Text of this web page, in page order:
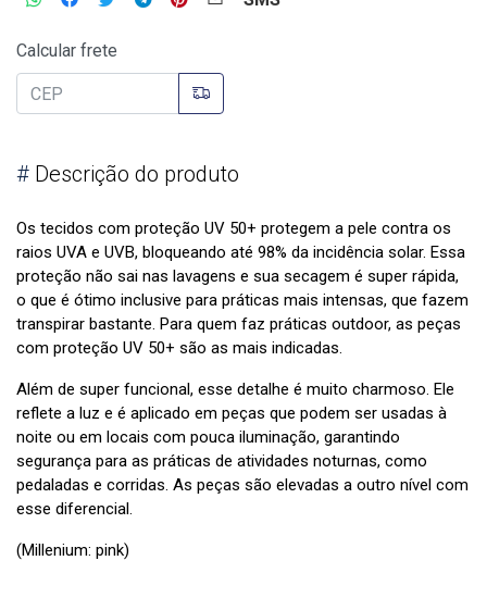
Calcular frete
# Descrição do produto
Os tecidos com proteção UV 50+ protegem a pele contra os
raios UVA e UVB, bloqueando até 98% da incidência solar. Essa
proteção não sai nas lavagens e sua secagem é super rápida,
o que é ótimo inclusive para práticas mais intensas, que fazem
transpirar bastante. Para quem faz práticas ​outdoor, ​as peças
com proteção UV 50+ são as mais indicadas.
Além de super funcional, esse detalhe é muito charmoso. Ele
reflete a luz e é aplicado em peças que podem ser usadas à
noite ou em locais com pouca iluminação, garantindo
segurança para as práticas de atividades noturnas, como
pedaladas e corridas. As peças são elevadas a outro nível com
esse diferencial.
(Millenium: pink)